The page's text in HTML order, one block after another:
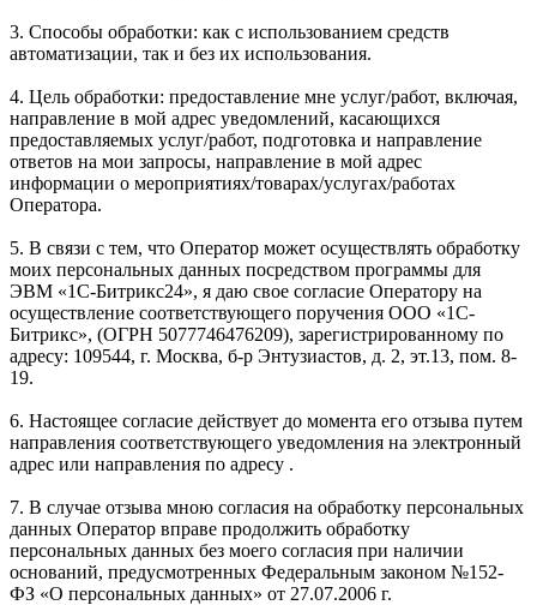
3. Способы обработки: как с использованием средств
автоматизации, так и без их использования.
4. Цель обработки: предоставление мне услуг/работ, включая,
направление в мой адрес уведомлений, касающихся
предоставляемых услуг/работ, подготовка и направление
ответов на мои запросы, направление в мой адрес
информации о мероприятиях/товарах/услугах/работах
Оператора.
5. В связи с тем, что Оператор может осуществлять обработку
моих персональных данных посредством программы для
ЭВМ «1С-Битрикс24», я даю свое согласие Оператору на
осуществление соответствующего поручения ООО «1С-
Битрикс», (ОГРН 5077746476209), зарегистрированному по
адресу: 109544, г. Москва, б-р Энтузиастов, д. 2, эт.13, пом. 8-
19.
6. Настоящее согласие действует до момента его отзыва путем
направления соответствующего уведомления на электронный
адрес или направления по адресу .
7. В случае отзыва мною согласия на обработку персональных
данных Оператор вправе продолжить обработку
персональных данных без моего согласия при наличии
оснований, предусмотренных Федеральным законом №152-
ФЗ «О персональных данных» от 27.07.2006 г.